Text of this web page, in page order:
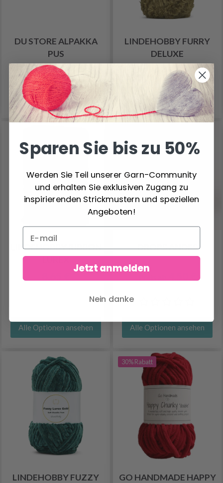
DU STORE ALPAKKA
PUS
7.70 €
Alle Optionen ansehen
LINDEHOBBY FURRY
DELUXE
4.45 €
Alle Optionen ansehen
LINDEHOBBY RIBBON
Alle Optionen ansehen
DROPS ANDES
Alle Optionen ansehen
LINDEHOBBY FUZZY
30% Rabatt
GO HANDMADE HAPPY
Sparen Sie bis zu 50%
Werden Sie Teil unserer Garn-Community
und erhalten Sie exklusiven Zugang zu
inspirierenden Strickmustern und speziellen
Angeboten!
Jetzt anmelden
Nein danke